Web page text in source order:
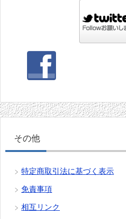
その他
特定商取引法に基づく表示
免責事項
相互リンク